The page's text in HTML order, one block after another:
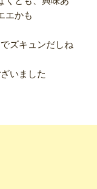
エかも
ズキュンだしね
いました